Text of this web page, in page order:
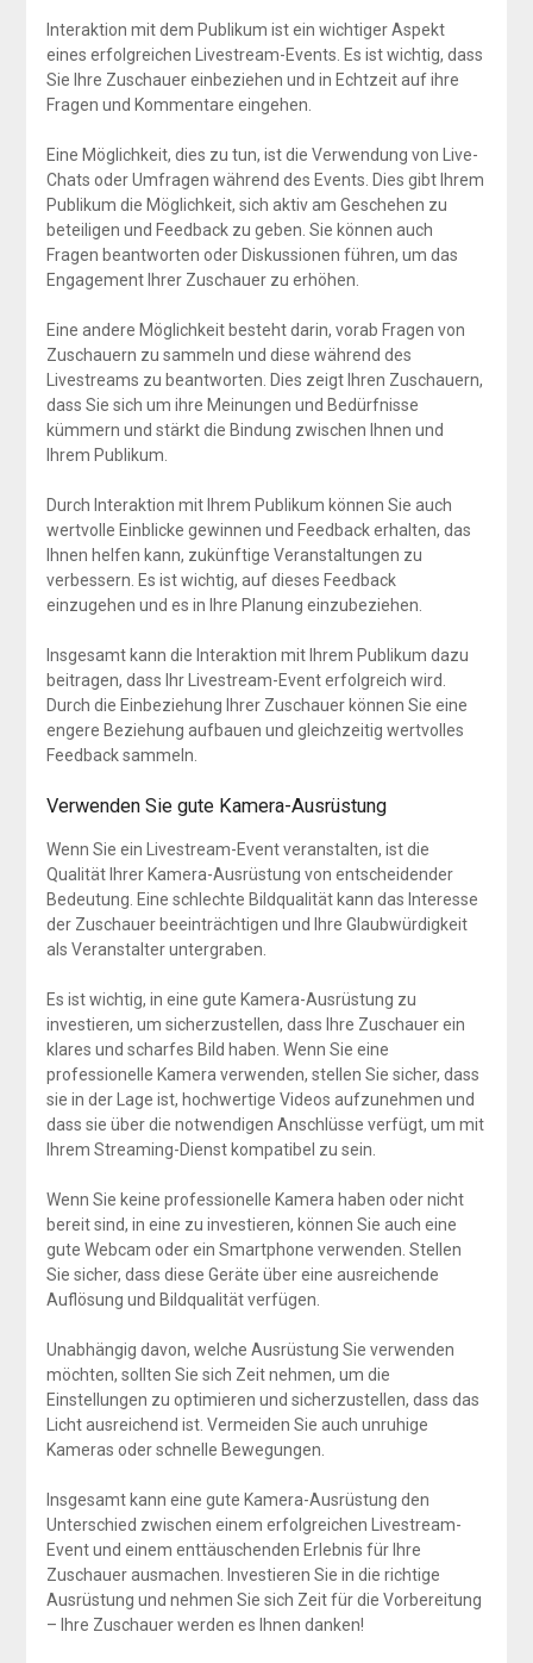
Interaktion mit dem Publikum ist ein wichtiger Aspekt
eines erfolgreichen Livestream-Events. Es ist wichtig, dass
Sie Ihre Zuschauer einbeziehen und in Echtzeit auf ihre
Fragen und Kommentare eingehen.
Eine Möglichkeit, dies zu tun, ist die Verwendung von Live-
Chats oder Umfragen während des Events. Dies gibt Ihrem
Publikum die Möglichkeit, sich aktiv am Geschehen zu
beteiligen und Feedback zu geben. Sie können auch
Fragen beantworten oder Diskussionen führen, um das
Engagement Ihrer Zuschauer zu erhöhen.
Eine andere Möglichkeit besteht darin, vorab Fragen von
Zuschauern zu sammeln und diese während des
Livestreams zu beantworten. Dies zeigt Ihren Zuschauern,
dass Sie sich um ihre Meinungen und Bedürfnisse
kümmern und stärkt die Bindung zwischen Ihnen und
Ihrem Publikum.
Durch Interaktion mit Ihrem Publikum können Sie auch
wertvolle Einblicke gewinnen und Feedback erhalten, das
Ihnen helfen kann, zukünftige Veranstaltungen zu
verbessern. Es ist wichtig, auf dieses Feedback
einzugehen und es in Ihre Planung einzubeziehen.
Insgesamt kann die Interaktion mit Ihrem Publikum dazu
beitragen, dass Ihr Livestream-Event erfolgreich wird.
Durch die Einbeziehung Ihrer Zuschauer können Sie eine
engere Beziehung aufbauen und gleichzeitig wertvolles
Feedback sammeln.
Verwenden Sie gute Kamera-Ausrüstung
Wenn Sie ein Livestream-Event veranstalten, ist die
Qualität Ihrer Kamera-Ausrüstung von entscheidender
Bedeutung. Eine schlechte Bildqualität kann das Interesse
der Zuschauer beeinträchtigen und Ihre Glaubwürdigkeit
als Veranstalter untergraben.
Es ist wichtig, in eine gute Kamera-Ausrüstung zu
investieren, um sicherzustellen, dass Ihre Zuschauer ein
klares und scharfes Bild haben. Wenn Sie eine
professionelle Kamera verwenden, stellen Sie sicher, dass
sie in der Lage ist, hochwertige Videos aufzunehmen und
dass sie über die notwendigen Anschlüsse verfügt, um mit
Ihrem Streaming-Dienst kompatibel zu sein.
Wenn Sie keine professionelle Kamera haben oder nicht
bereit sind, in eine zu investieren, können Sie auch eine
gute Webcam oder ein Smartphone verwenden. Stellen
Sie sicher, dass diese Geräte über eine ausreichende
Auflösung und Bildqualität verfügen.
Unabhängig davon, welche Ausrüstung Sie verwenden
möchten, sollten Sie sich Zeit nehmen, um die
Einstellungen zu optimieren und sicherzustellen, dass das
Licht ausreichend ist. Vermeiden Sie auch unruhige
Kameras oder schnelle Bewegungen.
Insgesamt kann eine gute Kamera-Ausrüstung den
Unterschied zwischen einem erfolgreichen Livestream-
Event und einem enttäuschenden Erlebnis für Ihre
Zuschauer ausmachen. Investieren Sie in die richtige
Ausrüstung und nehmen Sie sich Zeit für die Vorbereitung
– Ihre Zuschauer werden es Ihnen danken!